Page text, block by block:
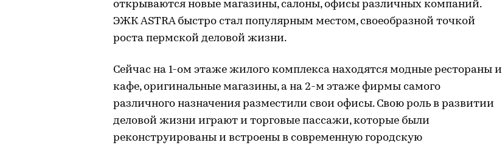
открываются новые магазины, салоны, офисы различных компаний.
ЭЖК ASTRA быстро стал популярным местом, своеобразной точкой
роста пермской деловой жизни.
Сейчас на 1-ом этаже жилого комплекса находятся модные рестораны и
кафе, оригинальные магазины, а на 2-м этаже фирмы самого
различного назначения разместили свои офисы. Свою роль в развитии
деловой жизни играют и торговые пассажи, которые были
реконструированы и встроены в современную городскую